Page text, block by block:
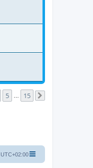
5 15
UTC+02:00